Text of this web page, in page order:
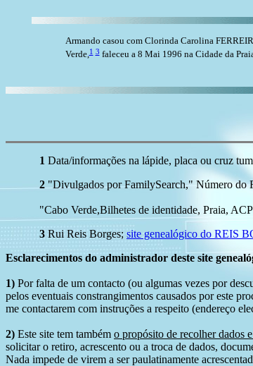
Armando casou com Clorinda Carolina
Verde,1 3faleceu a 8 Mai 1996 na Cidade da
1 Data/informações na lápide, placa ou cruz
2 "Divulgados por FamilySearch," Número do
"Cabo Verde,Bilhetes de identidade, Praia,
3 Rui Reis Borges; site genealógico do REIS
Esclarecimentos do administrador deste site
1) Por falta de um contacto (ou algumas vezes por
pelos eventuais constrangimentos causados por este
me contactarem com instruções a respeito (endereço
2) Este site tem também o propósito de recolher dados
solicitar o retiro, acrescento ou a troca de dados,
Nada impede de virem a ser paulatinamente